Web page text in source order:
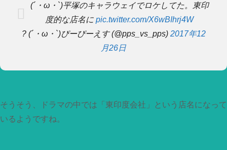
(´・ω・`)平塚のキャラウェイでロケしてた。東印
度的な店名に pic.twitter.com/X6wBIhrj4W
? (´・ω・`)ぴーぴーえす (@pps_vs_pps) 2017年12
月26日
そうそう、ドラマの中では「東印度会社」という店名になって
いるようですね。